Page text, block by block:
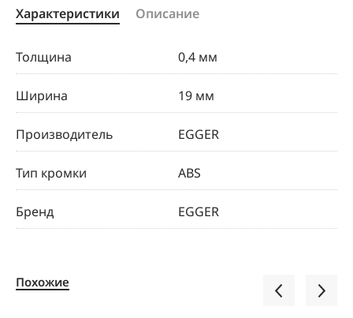
Характеристики Описание
Толщина 0,4 мм
Ширина 19 мм
Производитель EGGER
Тип кромки ABS
Бренд EGGER
Похожие